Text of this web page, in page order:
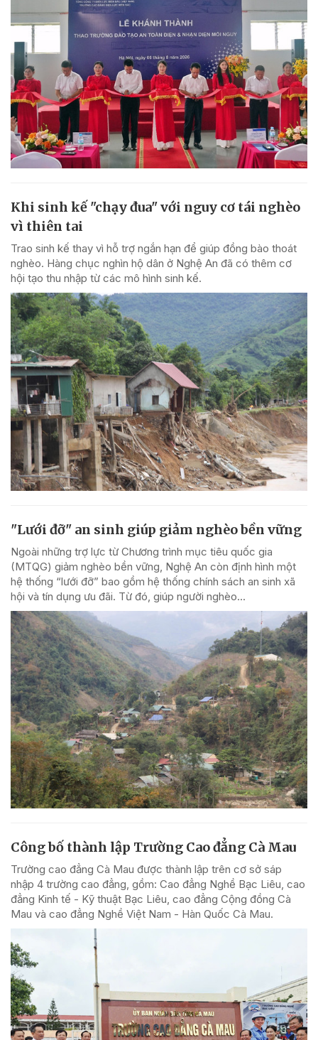
Khi sinh kế "chạy đua" với nguy cơ tái nghèo
vì thiên tai
Trao sinh kế thay vì hỗ trợ ngắn hạn để giúp đồng bào thoát
nghèo. Hàng chục nghìn hộ dân ở Nghệ An đã có thêm cơ
hội tạo thu nhập từ các mô hình sinh kế.
"Lưới đỡ" an sinh giúp giảm nghèo bền vững
Ngoài những trợ lực từ Chương trình mục tiêu quốc gia
(MTQG) giảm nghèo bền vững, Nghệ An còn định hình một
hệ thống “lưới đỡ” bao gồm hệ thống chính sách an sinh xã
hội và tín dụng ưu đãi. Từ đó, giúp người nghèo...
Công bố thành lập Trường Cao đẳng Cà Mau
Trường cao đẳng Cà Mau được thành lập trên cơ sở sáp
nhập 4 trường cao đẳng, gồm: Cao đẳng Nghề Bạc Liêu, cao
đẳng Kinh tế - Kỹ thuật Bạc Liêu, cao đẳng Cộng đồng Cà
Mau và cao đẳng Nghề Việt Nam - Hàn Quốc Cà Mau.